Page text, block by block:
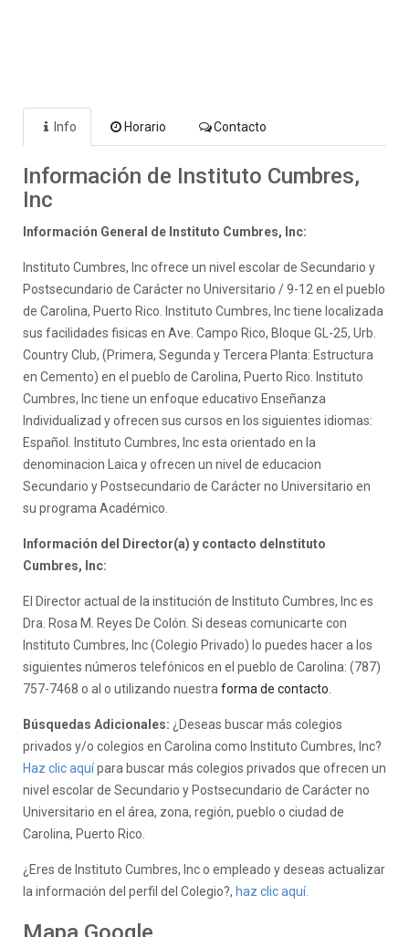
Info Horario Contacto
Información de Instituto Cumbres,
Inc
Información General de Instituto Cumbres, Inc:
Instituto Cumbres, Inc ofrece un nivel escolar de Secundario y
Postsecundario de Carácter no Universitario / 9-12 en el pueblo
de Carolina, Puerto Rico. Instituto Cumbres, Inc tiene localizada
sus facilidades fisicas en Ave. Campo Rico, Bloque GL-25, Urb.
Country Club, (Primera, Segunda y Tercera Planta: Estructura
en Cemento) en el pueblo de Carolina, Puerto Rico. Instituto
Cumbres, Inc tiene un enfoque educativo Enseñanza
Individualizad y ofrecen sus cursos en los siguientes idiomas:
Español. Instituto Cumbres, Inc esta orientado en la
denominacion Laica y ofrecen un nivel de educacion
Secundario y Postsecundario de Carácter no Universitario en
su programa Académico.
Información del Director(a) y contacto deInstituto
Cumbres, Inc:
El Director actual de la institución de Instituto Cumbres, Inc es
Dra. Rosa M. Reyes De Colón. Si deseas comunicarte con
Instituto Cumbres, Inc (Colegio Privado) lo puedes hacer a los
siguientes números telefónicos en el pueblo de Carolina: (787)
757-7468 o al o utilizando nuestra forma de contacto
Búsquedas Adicionales: ¿Deseas buscar más colegios
privados y/o colegios en Carolina como Instituto Cumbres, Inc?
Haz clic aquípara buscar más colegios privados que ofrecen un
nivel escolar de Secundario y Postsecundario de Carácter no
Universitario en el área, zona, región, pueblo o ciudad de
Carolina, Puerto Rico.
¿Eres de Instituto Cumbres, Inc o empleado y deseas actualizar
la información del perfil del Colegio?, haz clic aquí.